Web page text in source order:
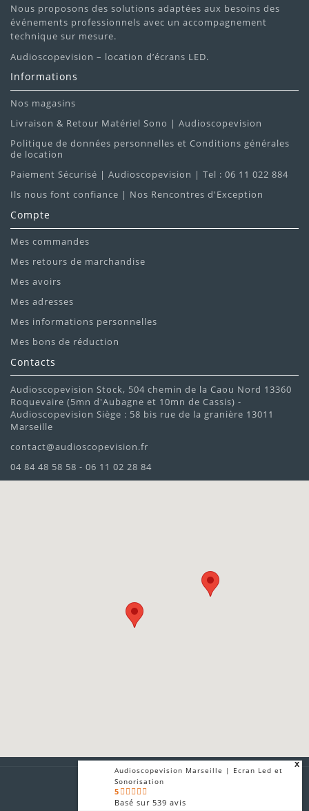
Nous proposons des solutions adaptées aux besoins des
événements professionnels avec un accompagnement
technique sur mesure.
Audioscopevision – location d’écrans LED.
Informations
Nos magasins
Livraison & Retour Matériel Sono | Audioscopevision
Politique de données personnelles et Conditions générales
de location
Paiement Sécurisé | Audioscopevision | Tel : 06 11 022 884
Ils nous font confiance | Nos Rencontres d'Exception
Compte
Mes commandes
Mes retours de marchandise
Mes avoirs
Mes adresses
Mes informations personnelles
Mes bons de réduction
Contacts
Audioscopevision Stock, 504 chemin de la Caou Nord 13360
Roquevaire (5mn d'Aubagne et 10mn de Cassis) -
Audioscopevision Siège : 58 bis rue de la granière 13011
Marseille
contact@audioscopevision.fr
04 84 48 58 58 - 06 11 02 28 84
Audioscopevision Marseille | Ecran Led et
Sonorisation
5
Basé sur539 avis
x